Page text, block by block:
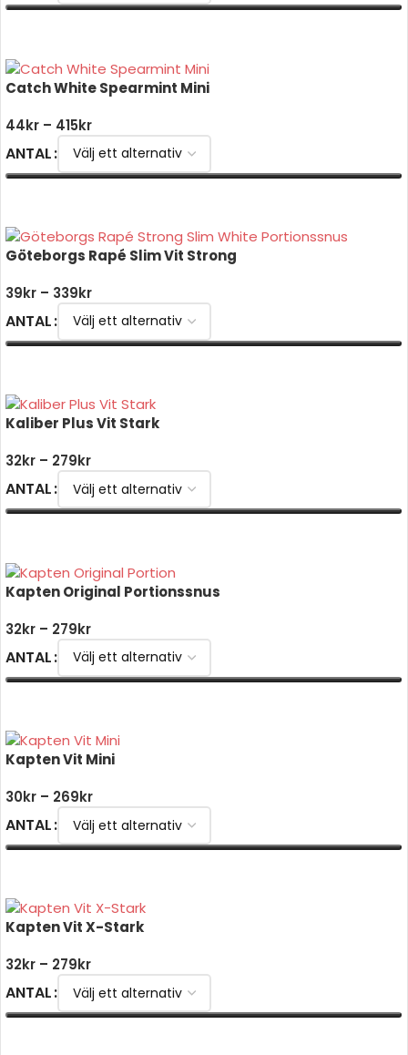
Catch White Spearmint Mini
44kr – 415kr
ANTAL
Göteborgs Rapé Slim Vit Strong
39kr – 339kr
ANTAL
Kaliber Plus Vit Stark
32kr – 279kr
ANTAL
Kapten Original Portionssnus
32kr – 279kr
ANTAL
Kapten Vit Mini
30kr – 269kr
ANTAL
Kapten Vit X-Stark
32kr – 279kr
ANTAL